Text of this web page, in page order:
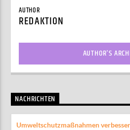
AUTHOR
REDAKTION
AUTHOR'S
NACHRICHTEN
Umweltschutzmaßnahmen